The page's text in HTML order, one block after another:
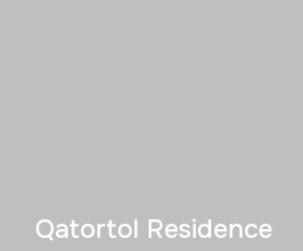
Qatortol Residence